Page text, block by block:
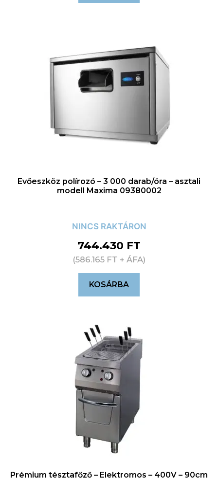
Evőeszköz polírozó – 3 000 darab/óra – asztali
modell Maxima 09380002
NINCS RAKTÁRON
744.430 FT
(586.165 FT + ÁFA)
KOSÁRBA
Prémium tésztafőző – Elektromos – 400V – 90cm